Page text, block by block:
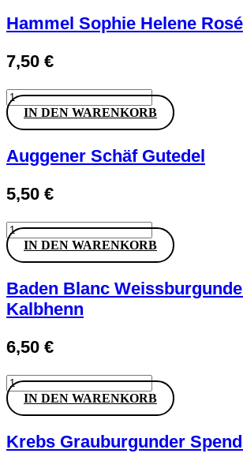
Hammel Sophie Helene Rosé
7,50 €
Hammel
Sophie
Helene
Menge
IN DEN WARENKORB
Auggener Schäf Gutedel
5,50 €
Auggener
Schäf
Gutedel
IN DEN WARENKORB
Baden Blanc
Kalbhenn
6,50 €
Baden
Blanc
Weissburgunder
Julius
Kalbhenn
IN DEN WARENKORB
Krebs Grauburgunder